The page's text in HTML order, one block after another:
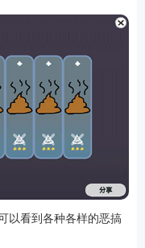
以看到各种各样的恶搞